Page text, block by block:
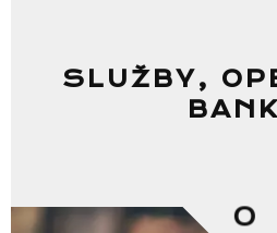
SLUŽBY,
0